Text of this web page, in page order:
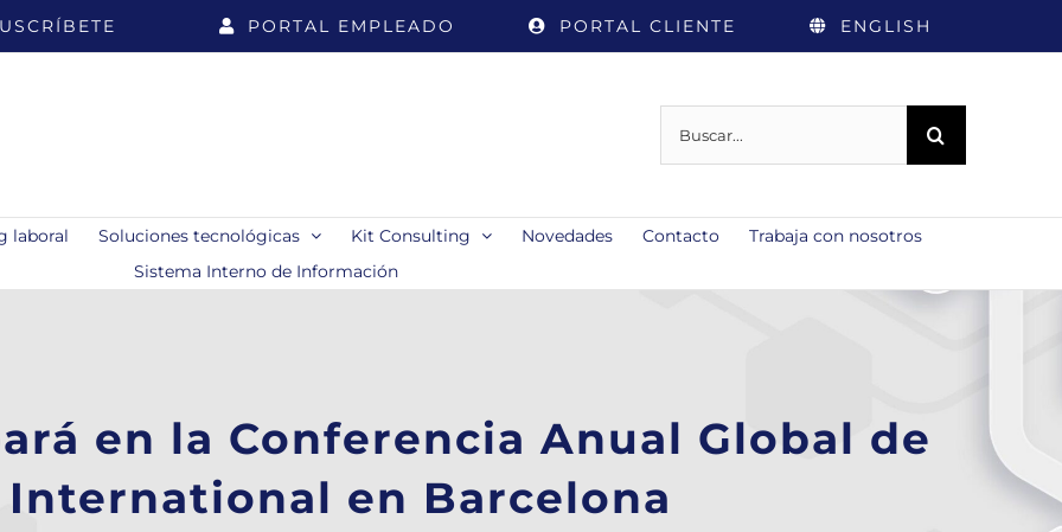
PORTAL EMPLEADO PORTAL CLIENTE ENGLISH
laboral Soluciones tecnológicas Kit Consulting Novedades Contacto
Trabaja con nosotros
Sistema Interno de Información
en la Conferencia Anual Global de
International en Barcelona